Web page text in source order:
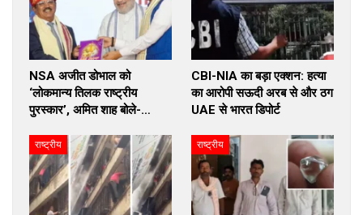
NSA अजीत डोभाल को
‘लोकमान्य तिलक राष्ट्रीय
पुरस्कार’, अमित शाह बोले-…
CBI-NIA का बड़ा एक्शन: हत्या
का आरोपी सऊदी अरब से और ठग
UAE से भारत डिपोर्ट
राष्ट्रीय राष्ट्रीय